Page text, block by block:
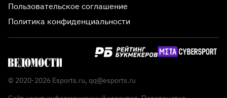
Пользовательское соглашение
Политика конфиденциальности
© 2020-2026 Esports.ru, qq@esports.ru